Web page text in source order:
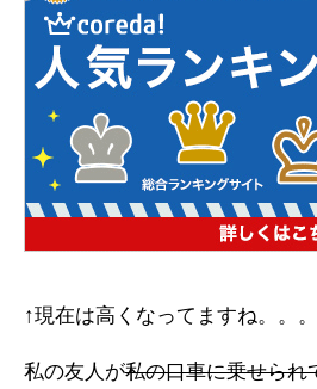
↑現在は高くなってますね。。。
私の友人が私の口車に乗せられ